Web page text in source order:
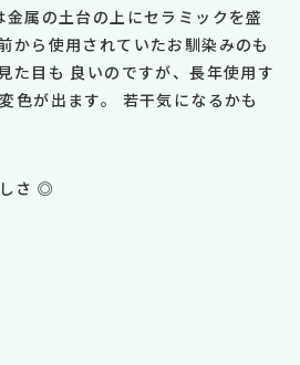
属の土台の上にセラミックを盛
から使用されていたお馴染みのも
た目も 良いのですが、長年使用す
色が出ます。 若干気になるかも
さ ◎